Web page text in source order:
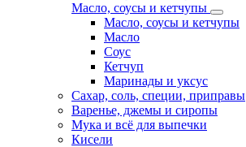
Масло, соусы и кетчупы
Масло, соусы и кетчупы
Масло
Соус
Кетчуп
Маринады и уксус
Сахар, соль, специи, приправы
Варенье, джемы и сиропы
Мука и всё для выпечки
Кисели